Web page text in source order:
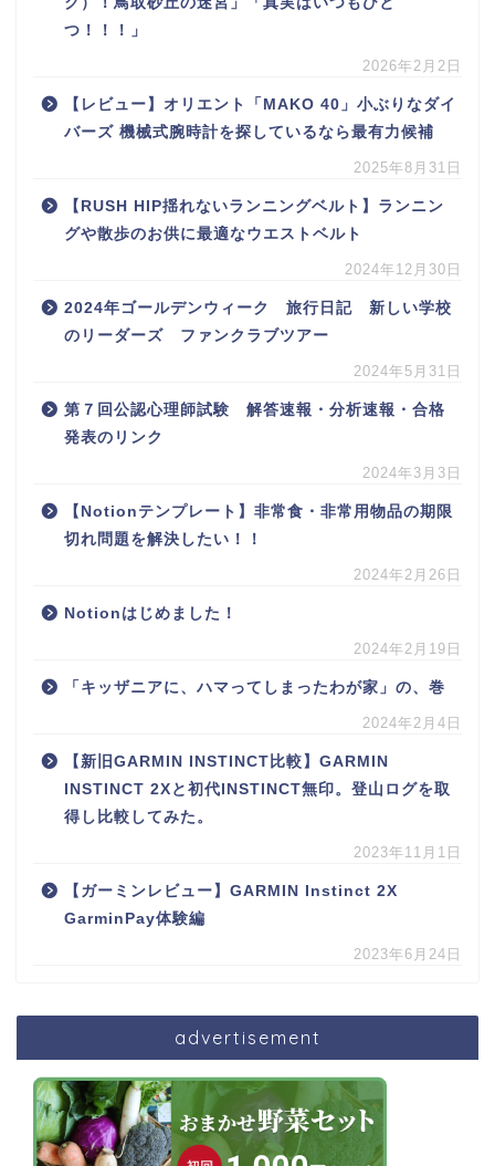
つ！！！」
2026年2月2日
【レビュー】オリエント「MAKO 40」小ぶりなダイ
バーズ 機械式腕時計を探しているなら最有力候補
2025年8月31日
【RUSH HIP揺れないランニングベルト】ランニン
グや散歩のお供に最適なウエストベルト
2024年12月30日
2024年ゴールデンウィーク 旅行日記 新しい学校
のリーダーズ ファンクラブツアー
2024年5月31日
第７回公認心理師試験 解答速報・分析速報・合格
発表のリンク
2024年3月3日
【Notionテンプレート】非常食・非常用物品の期限
切れ問題を解決したい！！
2024年2月26日
Notionはじめました！
2024年2月19日
「キッザニアに、ハマってしまったわが家」の、巻
2024年2月4日
【新旧GARMIN INSTINCT比較】GARMIN
INSTINCT 2Xと初代INSTINCT無印。登山ログを取
得し比較してみた。
2023年11月1日
【ガーミンレビュー】GARMIN Instinct 2X
GarminPay体験編
2023年6月24日
advertisement